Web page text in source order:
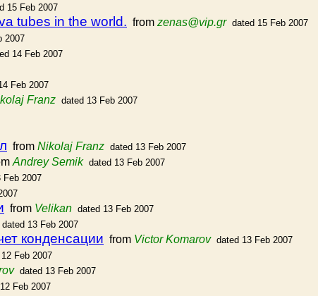
15 Feb 2007
tubes in the world. from zenas@vip.gr dated 15 Feb 2007
2007
14 Feb 2007
Feb 2007
Franz dated 13 Feb 2007
from Nikolaj Franz dated 13 Feb 2007
Andrey Semik dated 13 Feb 2007
Feb 2007
from Velikan dated 13 Feb 2007
dated 13 Feb 2007
конденсации from Victor Komarov dated 13 Feb 2007
Feb 2007
dated 13 Feb 2007
Feb 2007